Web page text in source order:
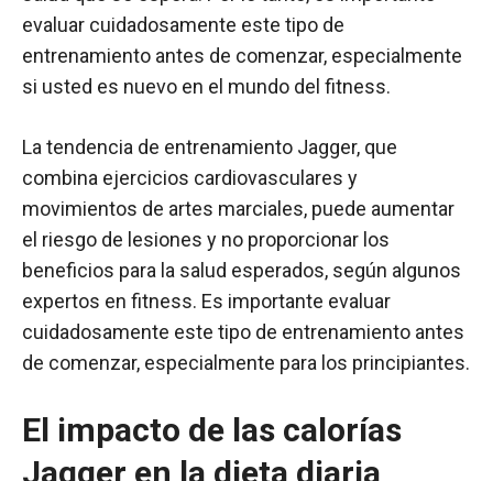
evaluar cuidadosamente este tipo de
entrenamiento antes de comenzar, especialmente
si usted es nuevo en el mundo del fitness.
La tendencia de entrenamiento Jagger, que
combina ejercicios cardiovasculares y
movimientos de artes marciales, puede aumentar
el riesgo de lesiones y no proporcionar los
beneficios para la salud esperados, según algunos
expertos en fitness. Es importante evaluar
cuidadosamente este tipo de entrenamiento antes
de comenzar, especialmente para los principiantes.
El impacto de las calorías
Jagger en la dieta diaria